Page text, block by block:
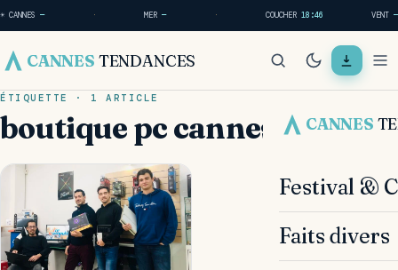
☀ CANNES — · MER— · COUCHER18:46 VENT —
CANNES TENDANCES
CANNES
Festival &
Faits divers
ÉTIQUETTE · 1 ARTICLE
boutique pc cannes